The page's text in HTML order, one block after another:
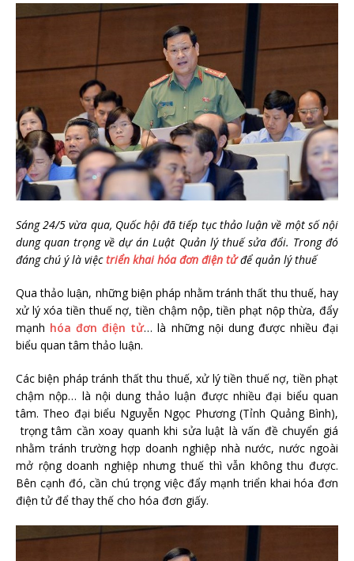
Sáng 24/5 vừa qua, Quốc hội đã tiếp tục thảo luận về một số nội
dung quan trọng về dự án Luật Quản lý thuế sửa đổi. Trong đó
đáng chú ý là việctriển khai hóa đơn điện tửđể quản lý thuế
Qua thảo luận, những biện pháp nhằm tránh thất thu thuế, hay
xử lý xóa tiền thuế nợ, tiền chậm nộp, tiền phạt nộp thừa, đẩy
mạnh hóa đơn điện tử… là những nội dung được nhiều đại
biểu quan tâm thảo luận.
Các biện pháp tránh thất thu thuế, xử lý tiền thuế nợ, tiền phạt
chậm nộp… là nội dung thảo luận được nhiều đại biểu quan
tâm. Theo đại biểu Nguyễn Ngọc Phương (Tỉnh Quảng Bình),
trọng tâm cần xoay quanh khi sửa luật là vấn đề chuyển giá
nhằm tránh trường hợp doanh nghiệp nhà nước, nước ngoài
mở rộng doanh nghiệp nhưng thuế thì vẫn không thu được.
Bên cạnh đó, cần chú trọng việc đẩy mạnh triển khai hóa đơn
điện tử để thay thế cho hóa đơn giấy.